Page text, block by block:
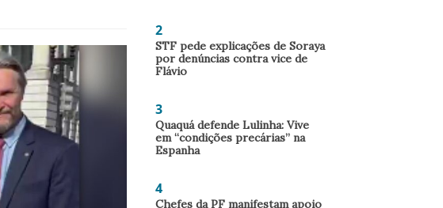
2
STF pede explicações de Soraya
por denúncias contra vice de
Flávio
3
Quaquá defende Lulinha: Vive
em “condições precárias” na
Espanha
4
Chefes da PF manifestam apoio